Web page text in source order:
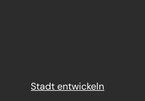
Stadt entwickeln